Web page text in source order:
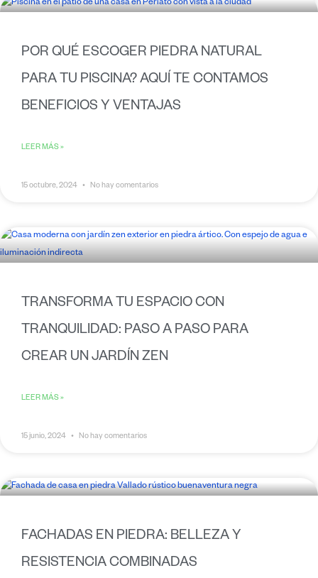
POR QUÉ ESCOGER PIEDRA NATURAL
PARA TU PISCINA? AQUÍ TE CONTAMOS
BENEFICIOS Y VENTAJAS
LEER MÁS »
15 octubre, 2024 No hay comentarios
TRANSFORMA TU ESPACIO CON
TRANQUILIDAD: PASO A PASO PARA
CREAR UN JARDÍN ZEN
LEER MÁS »
15 junio, 2024 No hay comentarios
FACHADAS EN PIEDRA: BELLEZA Y
RESISTENCIA COMBINADAS